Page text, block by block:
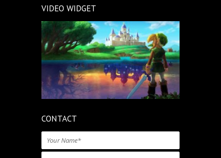
VIDEO WIDGET
CONTACT